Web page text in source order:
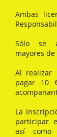
Ambas
Sólo se
mayores de
Al realizar
pagar 10
La
participar
así como